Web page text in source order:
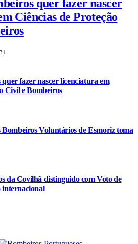
quer fazer nascer
Ciências de Proteção
fazer nascer licenciatura em
Civil e Bombeiros
Voluntários de Esmoriz toma
da Covilhã distinguido com Voto de
internacional